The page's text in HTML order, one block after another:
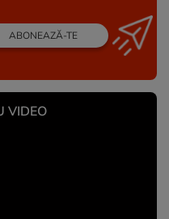
ABONEAZĂ-TE
VIDEO